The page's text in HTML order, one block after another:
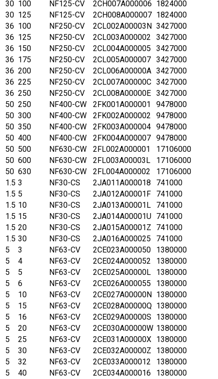
30 100 NF125-CV 2CH007A000006 1824000
30 125 NF125-CV 2CH008A000007 1824000
36 100 NF250-CV 2CL002A00003N 3427000
36 125 NF250-CV 2CL003A000002
3427000
36 150 NF250-CV 2CL004A000005
3427000
36 175 NF250-CV 2CL005A000007 3427000
36 200 NF250-CV 2CL006A00000A 3427000
36 225 NF250-CV 2CL007A00000C 3427000
36 250 NF250-CV 2CL008A00000E 3427000
50 250 NF400-CW 2FK001A000001
9478000
50 300 NF400-CW 2FK002A000002
9478000
50 350 NF400-CW 2FK003A000004 9478000
50 400 NF400-CW 2FK004A000007 9478000
50 500 NF630-CW 2FL002A000001
17106000
50 600 NF630-CW 2FL003A00003L
17106000
50 630 NF630-CW 2FL004A000002
17106000
1.5 3 NF30-CS 2JA011A000018
741000
1.5 5 NF30-CS 2JA012A00001F
741000
1.5 10 NF30-CS 2JA013A00001L
741000
1.5 15 NF30-CS 2JA014A00001U 741000
1.5 20 NF30-CS 2JA015A00001Z
741000
1.5 30 NF30-CS 2JA016A000025
741000
5
3 NF63-CV 2CE023A000050
1380000
5
4 NF63-CV 2CE024A000052
1380000
5
5 NF63-CV 2CE025A00000L
1380000
5
6 NF63-CV 2CE026A000055
1380000
5
10 NF63-CV 2CE027A00000N
1380000
5
15 NF63-CV 2CE028A00000Q 1380000
5
16 NF63-CV 2CE029A00000S
1380000
5
20 NF63-CV 2CE030A00000W 1380000
5
25 NF63-CV 2CE031A00000X 1380000
5
30 NF63-CV 2CE032A00000Z
1380000
5
32 NF63-CV 2CE033A000012
1380000
5
40 NF63-CV 2CE034A000016
1380000